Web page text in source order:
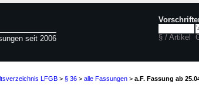
seit 2006 § / Artikel
LFGB > § 36 > alle Fassungen > a.F. Fassung ab